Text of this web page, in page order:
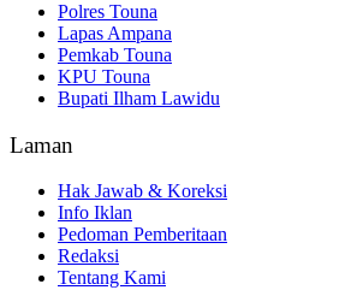
Polres Touna
Lapas Ampana
Pemkab Touna
KPU Touna
Bupati Ilham Lawidu
Laman
Hak Jawab & Koreksi
Info Iklan
Pedoman Pemberitaan
Redaksi
Tentang Kami